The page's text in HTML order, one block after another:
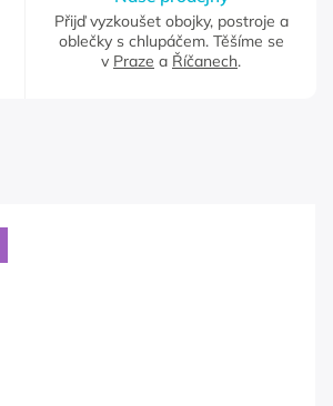
Přijď vyzkoušet obojky, postroje a
oblečky s chlupáčem. Těšíme se
v Praze a Říčanech.